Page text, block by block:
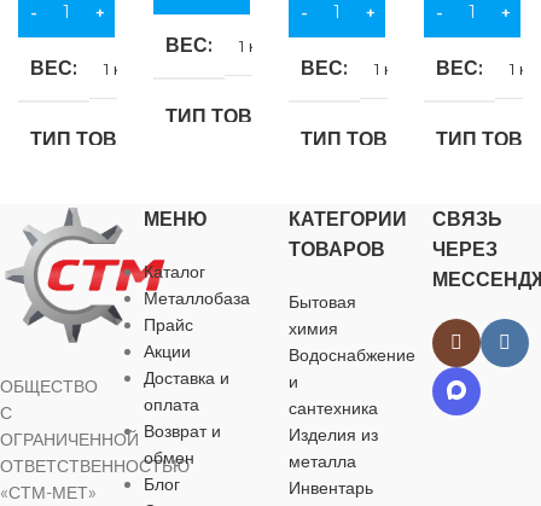
ОСОБЕННОСТИОСОБЕННОСТИ
повышенной
прочности
В КОРЗИНУ
ВЕС 1 кг
ТИП ТОВАРА
НАЗНАЧЕНИЕ
строительства
для хозяйственно-
бытовых нужд
ВИД РАБОТ
ВЕС 1 кг
ТИП ТОВАРА
НАЗНАЧЕНИЕ
для
строительства
для хозяйственно-
бытовых нужд
ВИД РАБОТ
В КОРЗИНУ
ВЕС 1 кг
ТИП ТОВАРА
НАЗНАЧЕНИЕ
для
строительства,
для хозяйственно-
ВИД РАБОТ
В КОРЗИНУ
ВЕС 1 кг
ТИП
для
для
бытовых нужд
ОБЩЕСТВО
С
ОГРАНИЧЕННОЙ
ОТВЕТСТВЕННОСТЬЮ
«СТМ-МЕТ»
МЕНЮ
Каталог
Металлобаза
Прайс
Акции
Доставка и
оплата
Возврат и
обмен
Блог
КАТЕГОРИИ
ТОВАРОВ
Бытовая
химия
Водоснабжение
и
сантехника
Изделия из
металла
Инвентарь
СВЯЗЬ
ЧЕРЕЗ